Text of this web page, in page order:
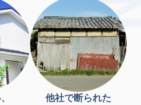
他社で断られた